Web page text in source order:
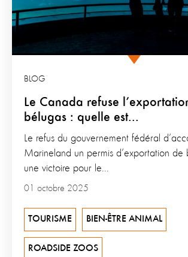
Le Canada refuse
bélugas : quelle est...
BLOG
01 octobre 2025
Le refus du gouvernement fédéral
Marineland un permis d’exportation de
une victoire pour le...
TOURISME BIEN-ÊTRE ANIMAL
ROADSIDE ZOOS